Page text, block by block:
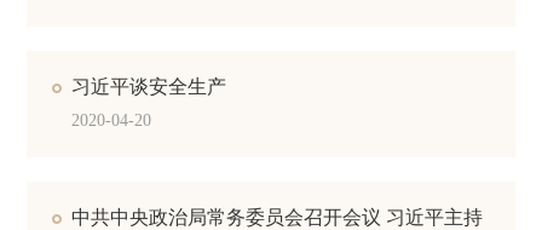
习近平谈安全生产
2020-04-20
中共中央政治局常务委员会召开会议 习近平主持